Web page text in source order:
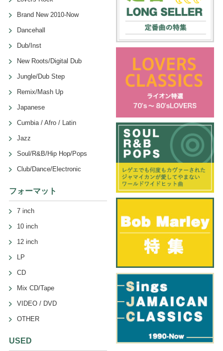
Brand New 2010-Now
Dancehall
Dub/Inst
New Roots/Digital Dub
Jungle/Dub Step
Remix/Mash Up
Japanese
Cumbia / Afro / Latin
Jazz
Soul/R&B/Hip Hop/Pops
Club/Dance/Electronic
フォーマット
7 inch
10 inch
12 inch
LP
CD
Mix CD/Tape
VIDEO / DVD
OTHER
USED